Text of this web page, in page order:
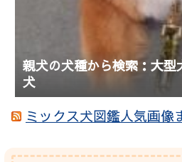
親犬の犬種から検索：大型
犬
ミックス犬図鑑人気画像